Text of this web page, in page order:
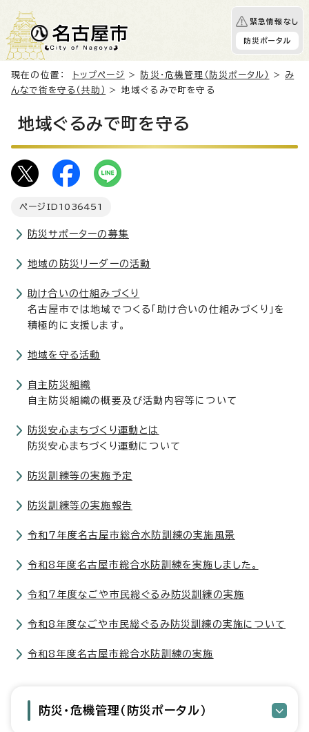
緊急情報なし
防災ポータル
現在の位置： トップページ > 防災・危機管理（防災ポータル） > み
んなで街を守る（共助）
> 地域ぐるみで町を守る
地域ぐるみで町を守る
ページID 1036451
防災サポーターの募集
地域の防災リーダーの活動
助け合いの仕組みづくり
名古屋市では地域でつくる「助け合いの仕組みづくり」を
積極的に支援します。
地域を守る活動
自主防災組織
自主防災組織の概要及び活動内容等について
防災安心まちづくり運動とは
防災安心まちづくり運動について
防災訓練等の実施予定
防災訓練等の実施報告
令和7年度名古屋市総合水防訓練の実施風景
令和8年度名古屋市総合水防訓練を実施しました。
令和7年度なごや市民総ぐるみ防災訓練の実施
令和8年度なごや市民総ぐるみ防災訓練の実施について
令和8年度名古屋市総合水防訓練の実施
防災・危機管理（防災ポータル）